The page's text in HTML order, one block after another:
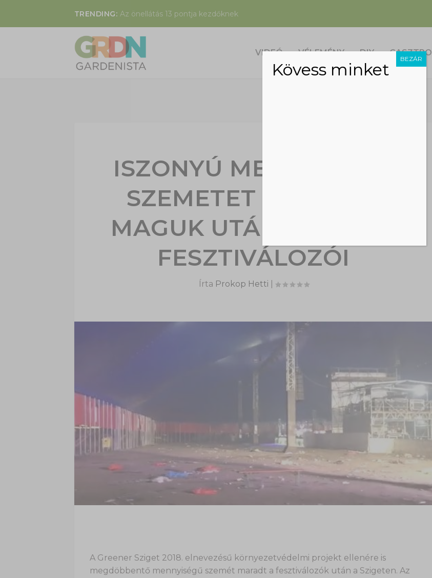
TRENDING: Az önellátás 13 pontja kezdőknek
VIDEÓ VÉLEMÉNY DIY GASZTRO
ISZONYÚ MENNYISÉGŰ
SZEMETET HAGYTAK
MAGUK UTÁN A SZIGET
FESZTIVÁLOZÓI
Írta Prokop Hetti
A Greener Sziget 2018. elnevezésű környezetvédelmi projekt ellenére is
megdöbbentő mennyiségű szemét maradt a fesztiválozók után a Szigeten. Az
Kövess minket
BEZÁR